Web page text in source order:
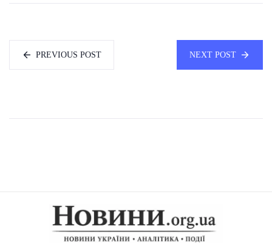
PREVIOUS POST NEXT POST